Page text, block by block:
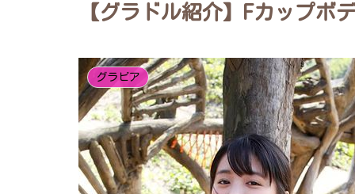
【グラドル紹介】Fカップボ
グラビア